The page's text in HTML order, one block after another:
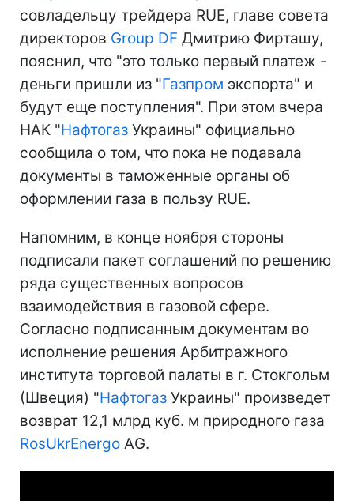
совладельцу трейдера RUE, главе совета
директоров Group DF Дмитрию Фирташу,
пояснил, что "это только первый платеж -
деньги пришли из "Газпром экспорта" и
будут еще поступления". При этом вчера
НАК "Нафтогаз Украины" официально
сообщила о том, что пока не подавала
документы в таможенные органы об
оформлении газа в пользу RUE.
Напомним, в конце ноября стороны
подписали пакет соглашений по решению
ряда существенных вопросов
взаимодействия в газовой сфере.
Согласно подписанным документам во
исполнение решения Арбитражного
института торговой палаты в г. Стокгольм
(Швеция) "Нафтогаз Украины" произведет
возврат 12,1 млрд куб. м природного газа
RosUkrEnergo АG.